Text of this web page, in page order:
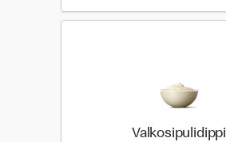
Valkosipulidippi